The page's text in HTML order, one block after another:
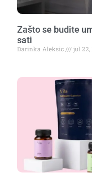
Zašto se budite
sati
Darinka Aleksic jul 22,